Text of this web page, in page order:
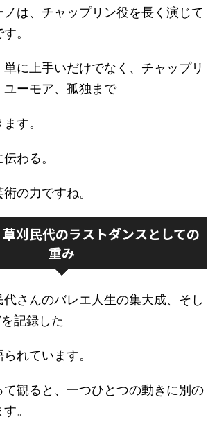
ノは、チャップリン役を長く演じて
。
に上手いだけでなく、チャップリ
ユーモア、孤独まで
す。
わる。
の力ですね。
刈民代のラストダンスとしての
重み
さんのバレエ人生の集大成、そし
記録した
れています。
て観ると、一つひとつの動きに別の
。